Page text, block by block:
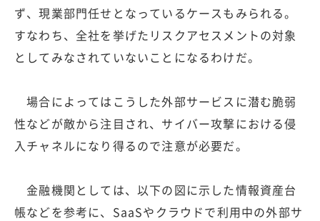
ず、現業部門任せとなっているケースもみられる。
すなわち、全社を挙げたリスクアセスメントの対象
としてみなされていないことになるわけだ。
場合によってはこうした外部サービスに潜む脆弱
性などが敵から注目され、サイバー攻撃における侵
入チャネルになり得るので注意が必要だ。
金融機関としては、以下の図に示した情報資産台
帳などを参考に、SaaSやクラウドで利用中の外部サ